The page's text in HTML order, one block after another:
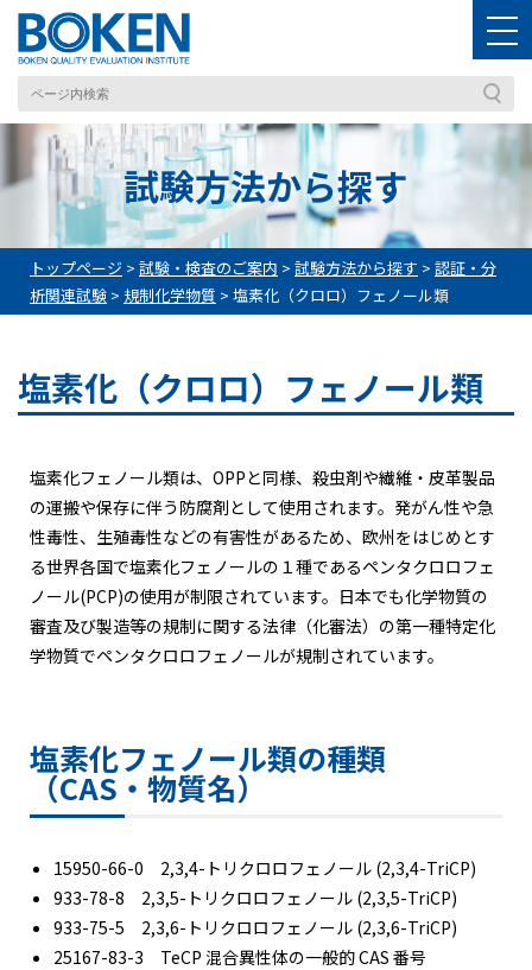
試験方法から探す
トップページ > 試験・検査のご案内 > 試験方法から探す > 認証・分
析関連試験 > 規制化学物質 > 塩素化（クロロ）フェノール類
塩素化（クロロ）フェノール類
塩素化フェノール類は、OPPと同様、殺虫剤や繊維・皮革製品
の運搬や保存に伴う防腐剤として使用されます。発がん性や急
性毒性、生殖毒性などの有害性があるため、欧州をはじめとす
る世界各国で塩素化フェノールの１種であるペンタクロロフェ
ノール(PCP)の使用が制限されています。日本でも化学物質の
審査及び製造等の規制に関する法律（化審法）の第一種特定化
学物質でペンタクロロフェノールが規制されています。
塩素化フェノール類の種類
（CAS・物質名）
15950-66-0 2,3,4-トリクロロフェノール (2,3,4-TriCP)
933-78-8 2,3,5-トリクロロフェノール (2,3,5-TriCP)
933-75-5 2,3,6-トリクロロフェノール (2,3,6-TriCP)
25167-83-3 TeCP 混合異性体の一般的 CAS 番号